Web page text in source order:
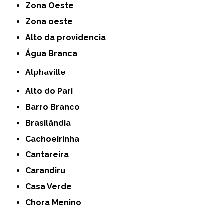
Zona Oeste
Zona oeste
alto da providencia
Água Branca
Alphaville
Alto do Pari
Barro Branco
Brasilândia
Cachoeirinha
Cantareira
Carandiru
Casa Verde
Chora Menino